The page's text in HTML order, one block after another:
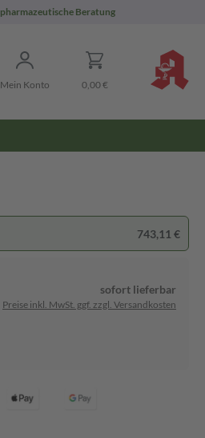
pharmazeutische Beratung
Mein Konto 0,00 €
743,11 €
sofort lieferbar
Preise inkl. MwSt. ggf. zzgl. Versandkosten